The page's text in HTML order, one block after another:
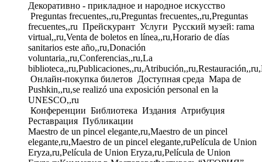
Декоративно - прикладное и народное искусство
Preguntas frecuentes,,ru,Preguntas frecuentes,,ru,Preguntas
frecuentes,,ru Прейскурант Услуги Русский музей: rama
virtual,,ru,Venta de boletos en línea,,ru,Horario de días
sanitarios este año,,ru,Donación
voluntaria,,ru,Conferencias,,ru,La
Онлайн-покупка билетов Доступная среда Mapa de
Pushkin,,ru,se realizó una exposición personal en la
UNESCO,,ru
Конференции Библиотека Издания Атрибуция
Реставрация Публикации
Maestro de un pincel elegante,ru,Maestro de un pincel
elegante,ru,Maestro de un pincel elegante,ruPelícula de Union
Eryza,ru,Película de Union Eryza,ru,Película de Union